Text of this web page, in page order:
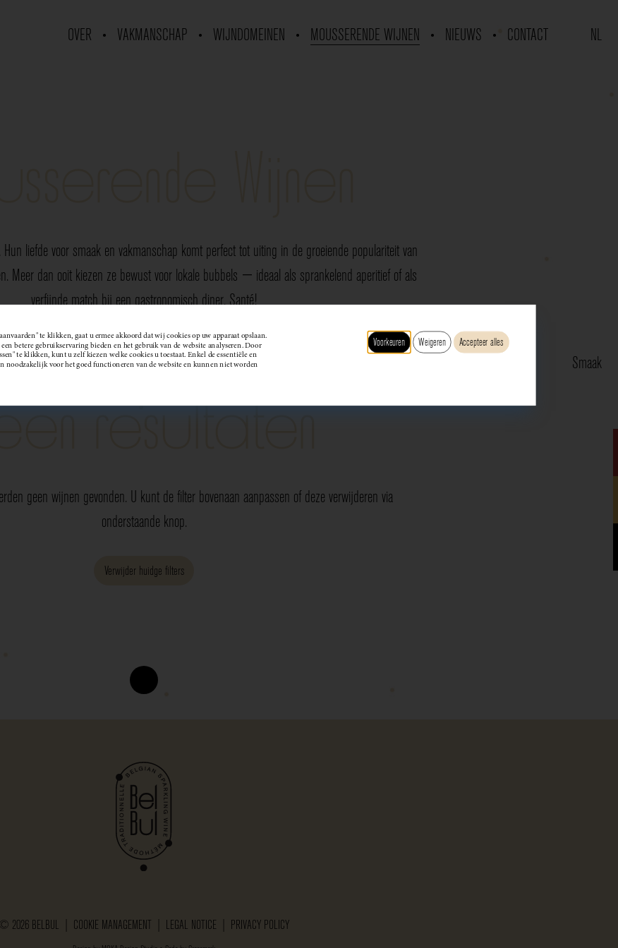
OVER VAKMANSCHAP WIJNDOMEINEN MOUSSERENDE WIJNEN NIEUWS CONTACT NL
liefde voor smaak en vakmanschap komt perfect tot uiting in de groeiende populariteit van
Meer dan ooit kiezen ze bewust voor lokale bubbels — ideaal als sprankelend aperitief of als
verfijnde match bij een gastronomisch diner. Santé!
Wijndomein Smaak
resultaten
geen wijnen gevonden. U kunt de filter bovenaan aanpassen of deze verwijderen via
onderstaande knop.
Verwijder huidge filters
© 2026 BELBUL | COOKIE MANAGEMENT LEGAL NOTICE PRIVACY POLICY
te klikken, gaat u ermee akkoord dat wij cookies op uw apparaat opslaan.
betere gebruikservaring bieden en het gebruik van de website analyseren. Door
te klikken, kunt u zelf kiezen welke cookies u toestaat. Enkel de essentiële en
noodzakelijk voor het goed functioneren van de website en kunnen niet worden
Voorkeuren Weigeren Accepteer alles